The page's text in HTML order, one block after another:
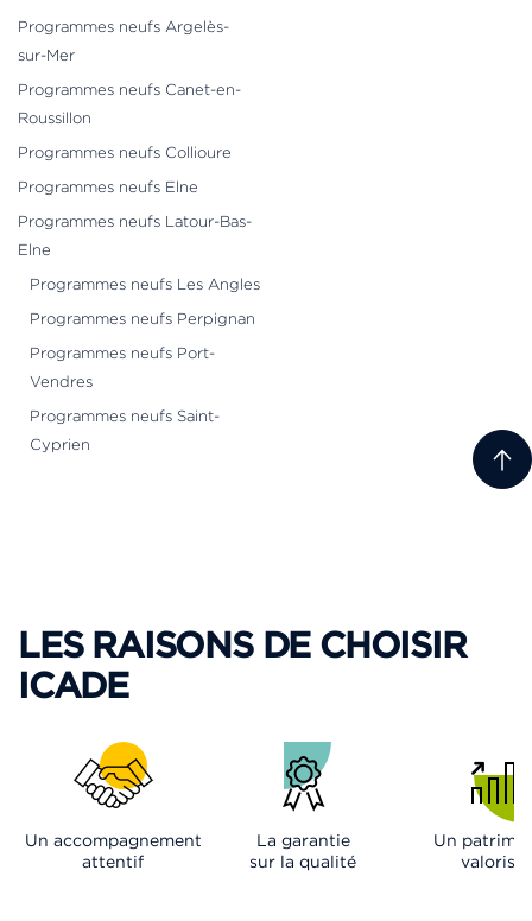
Programmes neufs Argelès-
sur-Mer
Programmes neufs Canet-en-
Roussillon
Programmes neufs Collioure
Programmes neufs Elne
Programmes neufs Latour-Bas-
Elne
Programmes neufs Les Angles
Programmes neufs Perpignan
Programmes neufs Port-
Vendres
Programmes neufs Saint-
Cyprien
LES RAISONS DE CHOISIR
ICADE
Un accompagnement
attentif
La garantie
sur la qualité
Un
valorisé